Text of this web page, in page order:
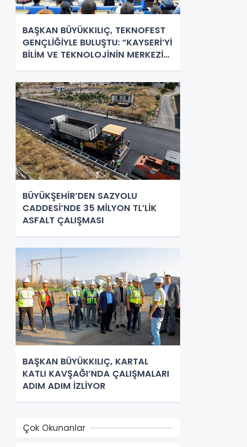
BAŞKAN BÜYÜKKILIÇ, TEKNOFEST
GENÇLİĞİYLE BULUŞTU: “KAYSERİ’Yİ
BİLİM VE TEKNOLOJİNİN MERKEZİ
BÜYÜKŞEHİR’DEN SAZYOLU
CADDESİ’NDE 35 MİLYON TL’LİK
ASFALT ÇALIŞMASI
BAŞKAN BÜYÜKKILIÇ, KARTAL
KATLI KAVŞAĞI’NDA ÇALIŞMALARI
ADIM ADIM İZLİYOR
Çok Okunanlar